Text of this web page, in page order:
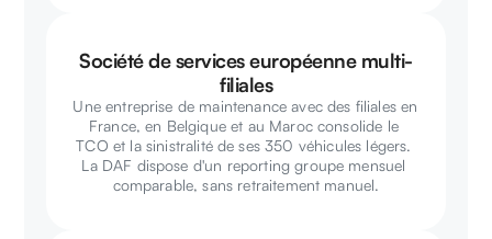
Société de services européenne multi-
filiales
Une entreprise de maintenance avec des filiales en
France, en Belgique et au Maroc consolide le
TCO et la sinistralité de ses 350 véhicules légers.
La DAF dispose d'un reporting groupe mensuel
comparable, sans retraitement manuel.